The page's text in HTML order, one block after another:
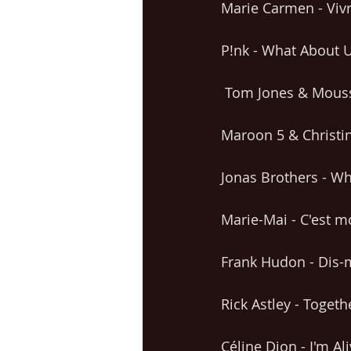
Marie Carmen -
P!nk - What About
Tom Jones &
Maroon 5 &
Jonas Brothers -
Marie-Mai - C'est
Frank Hudon -
Rick Astley -
Céline Dion - I'm